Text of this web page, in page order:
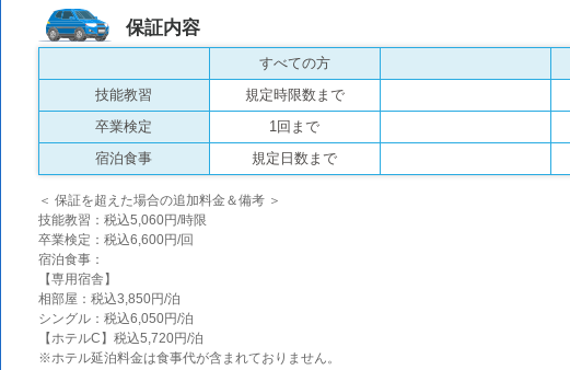
保証内容
すべての方
技能教習
規定時限数まで
卒業検定
1回まで
宿泊食事
規定日数まで
＜ 保証を超えた場合の追加料金＆備考 ＞
技能教習：税込5,060円/時限
卒業検定：税込6,600円/回
宿泊食事：
【専用宿舎】
相部屋：税込3,850円/泊
シングル：税込6,050円/泊
【ホテルC】税込5,720円/泊
※ホテル延泊料金は食事代が含まれておりません。